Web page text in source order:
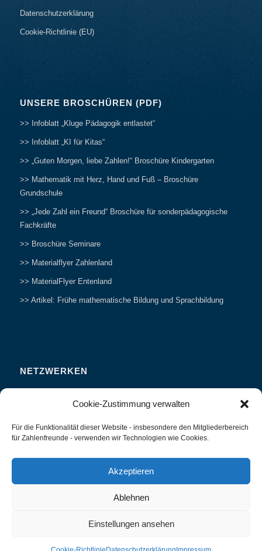
Cookie-Zustimmung verwalten
Für die Funktionalität dieser Website - insbesondere den Mitgliederbereich
für Zahlenfreunde - verwenden wir Technologien wie Cookies.
Akzeptieren
Ablehnen
Einstellungen ansehen
Datenschutzerklärung
Cookie-Richtlinie (EU)
UNSERE BROSCHÜREN (PDF)
>> Infoblatt „Kluge Pädagogik entlastet“
>> Infoblatt „KI für Kitas“
>> „Guten Morgen, liebe Zahlen!“ Broschüre Kindergarten
>> Mathematik mit Herz, Hand und Fuß – Broschüre
Grundschule
>> „Jede Zahl ein Freund“ Broschüre für sonderpädagogische
Fachkräfte
>> Broschüre Seminare
>> Materialflyer Zahlenland
>> MaterialFlyer Entenland
>> Artikel: Frühe mathematische Bildung und Sprachbildung
NETZWERKEN
Studieren
Interviews und Erfahrungsberichte